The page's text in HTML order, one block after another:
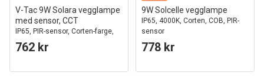
V-Tac 9W Solara vegglampe
med sensor, CCT
IP65, PIR-sensor, Corten-farge,
solcelle, 3 lysfarger
762 kr
9W Solcelle vegglampe
IP65, 4000K, Corten, COB, PIR-
sensor
778 kr